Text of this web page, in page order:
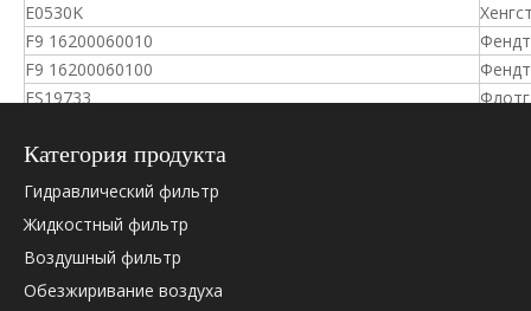
E0530K
F9 16200060010
Фендт
F9 16200060100
Фендт
FS19733
PU84
SK3938
SK3940HNBR
SN40004
Категория продукта
Гидравлический фильтр
Жидкостный фильтр
Воздушный фильтр
Обезжиривание воздуха